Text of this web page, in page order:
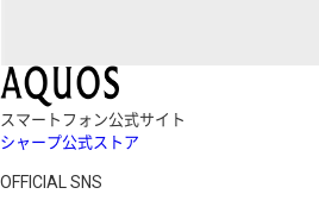
スマートフォン公式サイト
シャープ公式ストア
OFFICIAL SNS